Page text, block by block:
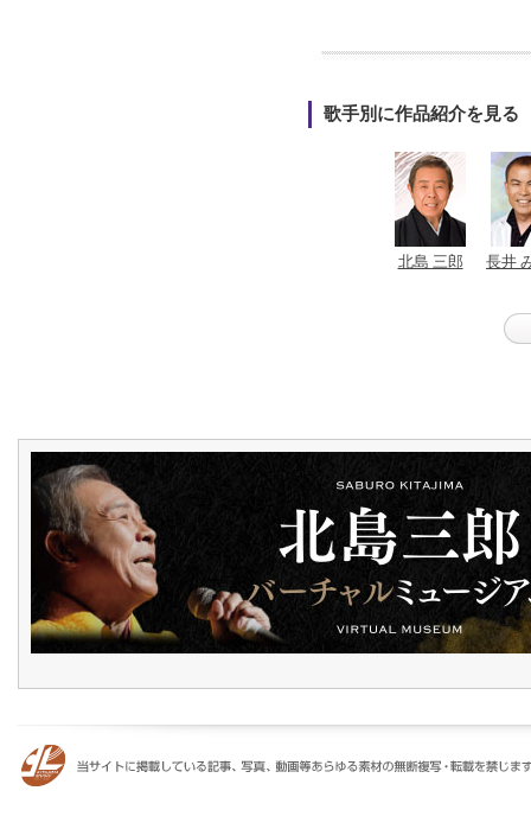
歌手別に作品紹介を見る
北島 三郎 長井